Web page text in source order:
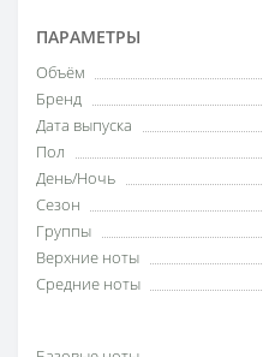
ПАРАМЕТРЫ
Объём
Бренд
Дата выпуска
Пол
День/Ночь
Сезон
Группы
Верхние ноты
Средние ноты